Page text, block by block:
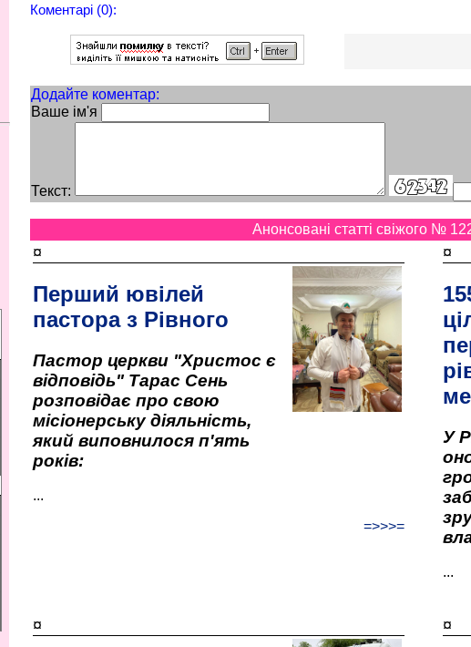
Коментарі (0):
Додайте коментар:
Ваше ім'я
Текст:
Анонсовані статті свіжого №
¤
Перший ювілей
пастора з Рівного
Пастор церкви "Христос є
відповідь" Тарас Сень
розповідає про свою
місіонерську діяльність,
який виповнилося п'ять
років:
...
=>>>=
¤
У
...
¤ ¤